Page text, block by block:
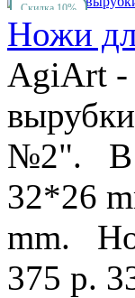
Скидка 10%
Ножи
AgiArt -
№2". В
32*26
mm.
375 р.